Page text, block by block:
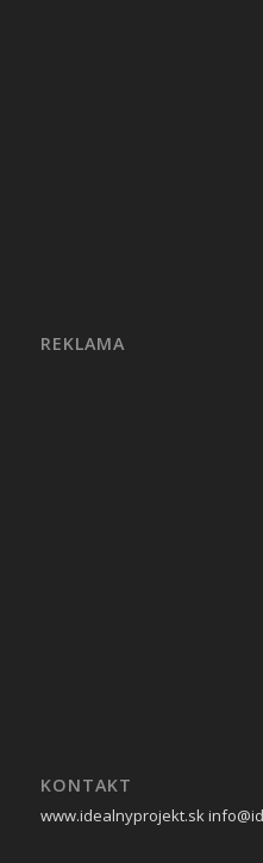
REKLAMA
KONTAKT
www.idealnyprojekt.sk